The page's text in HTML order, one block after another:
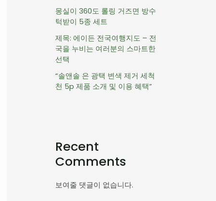
몽실이 360도 롤링 거즈면 방수
턱받이 5종 세트
제목: 에이든 전국여행지도 – 전
국을 누비는 여러분의 스마트한
선택
“솔앤솔 은 광택 변색 제거 세척
천 5p 제품 소개 및 이용 혜택”
Recent
Comments
보여줄 댓글이 없습니다.